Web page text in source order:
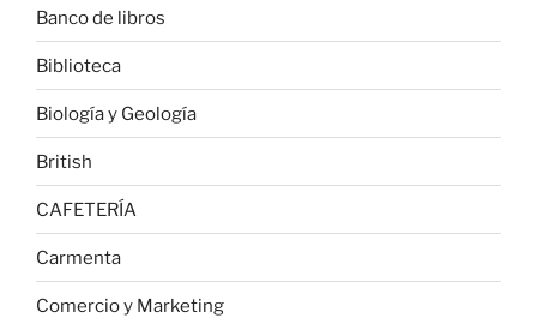
Banco de libros
Biblioteca
Biología y Geología
British
CAFETERÍA
Carmenta
Comercio y Marketing